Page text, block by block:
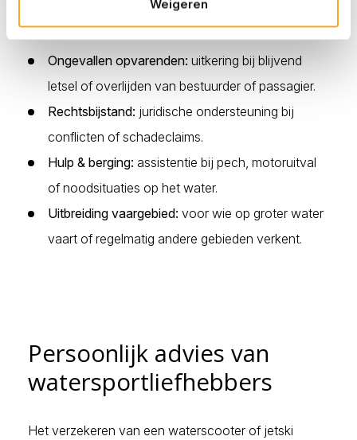
Weigeren
jouw polis eenvoudig uit.
Ongevallen opvarenden: uitkering bij blijvend
letsel of overlijden van bestuurder of passagier.
Rechtsbijstand: juridische ondersteuning bij
conflicten of schadeclaims.
Hulp & berging: assistentie bij pech, motoruitval
of noodsituaties op het water.
Uitbreiding vaargebied: voor wie op groter water
vaart of regelmatig andere gebieden verkent.
Persoonlijk advies van
watersportliefhebbers
Het verzekeren van een waterscooter of jetski